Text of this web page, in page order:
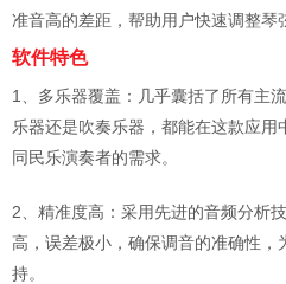
准音高的差距，帮助用户快速调整琴
软件特色
1、多乐器覆盖：几乎囊括了所有主
乐器还是吹奏乐器，都能在这款应
同民乐演奏者的需求。
2、精准度高：采用先进的音频分析
高，误差极小，确保调音的准确性，
持。